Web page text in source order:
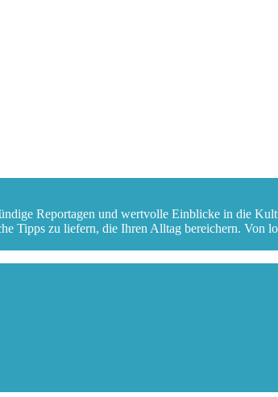
Reportagen und wertvolle Einblicke in die
Tipps zu liefern, die Ihren Alltag bereichern. Von